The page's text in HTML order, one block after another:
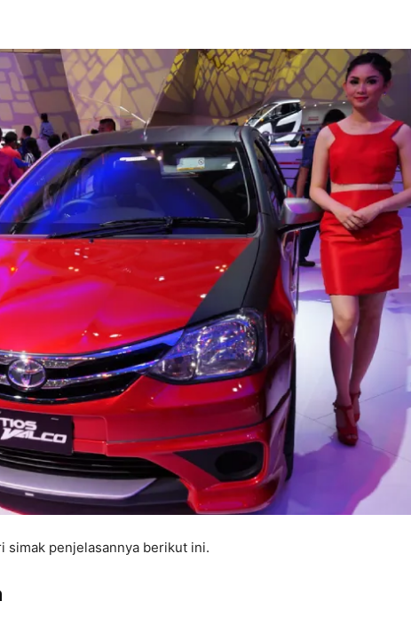
simak penjelasannya berikut ini.